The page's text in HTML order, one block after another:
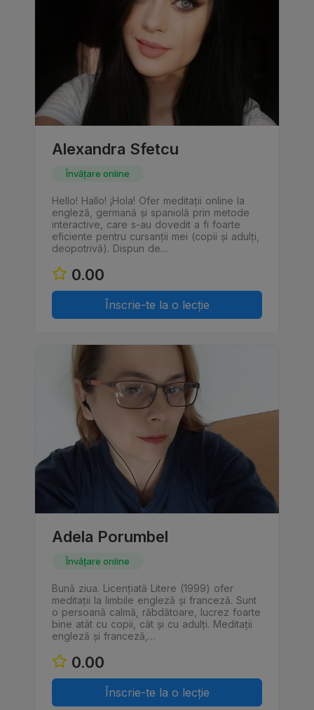
Alexandra Sfetcu
Învățare online
Hello! Hallo! ¡Hola! Ofer meditații online la
engleză, germană și spaniolă prin metode
interactive, care s-au dovedit a fi foarte
eficiente pentru cursanții mei (copii și adulți,
deopotrivă). Dispun de…
0.00
Înscrie-te la o lecție
Adela Porumbel
Învățare online
Bună ziua. Licențiată Litere (1999) ofer
meditații la limbile engleză și franceză. Sunt
o persoană calmă, răbdătoare, lucrez foarte
bine atât cu copii, cât și cu adulți. Meditații
engleză și franceză,…
0.00
Înscrie-te la o lecție